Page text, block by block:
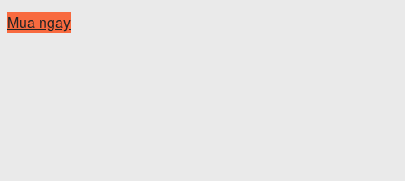
Mua ngay